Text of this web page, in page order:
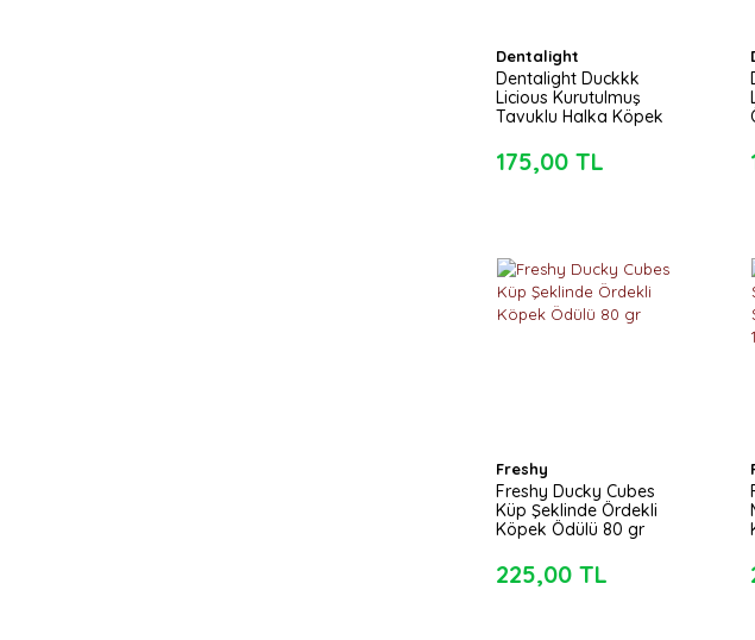
Dentalight
Dentalight Duckkk
Licious Kurutulmuş
Tavuklu Halka Köpek
175,00 TL
Freshy
Freshy Ducky Cubes
Küp Şeklinde Ördekli
Köpek Ödülü 80 gr
225,00 TL